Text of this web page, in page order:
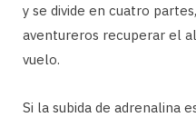
y se divide en cuatro
aventureros recuperar el
vuelo.
Si la subida de adrenalina